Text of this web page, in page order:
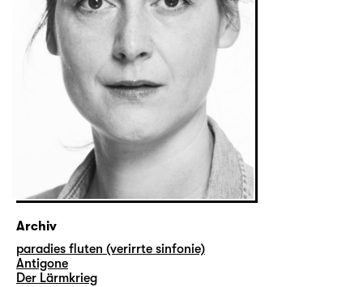
Archiv
paradies fluten (verirrte sinfonie)
Antigone
Der Lärmkrieg